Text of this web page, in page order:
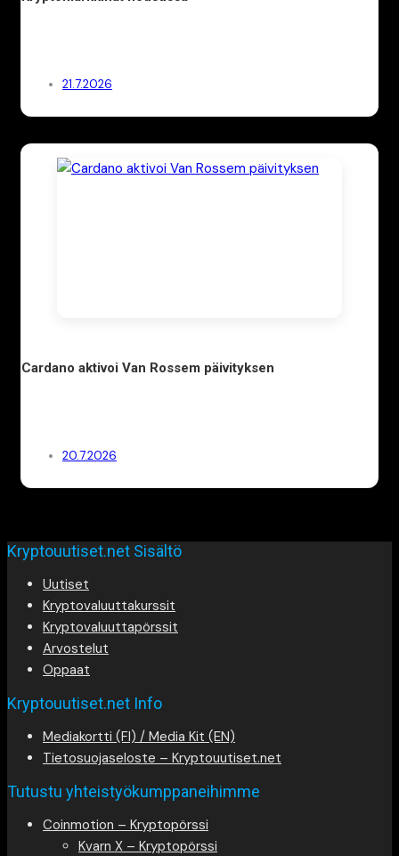
21.7.2026
Cardano aktivoi Van Rossem päivityksen
20.7.2026
Kryptouutiset.net Sisältö
Uutiset
Kryptovaluuttakurssit
Kryptovaluuttapörssit
Arvostelut
Oppaat
Kryptouutiset.net Info
Mediakortti (FI) / Media Kit (EN)
Tietosuojaseloste – Kryptouutiset.net
Tutustu yhteistyökumppaneihimme
Coinmotion – Kryptopörssi
Kvarn X – Kryptopörssi